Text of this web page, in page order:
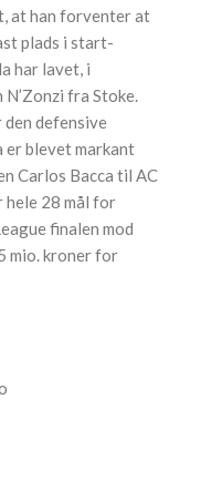
at han forventer at
plads i start-
har lavet, i
fra Stoke.
defensive
er blevet markant
Carlos Bacca til AC
hele 28 mål for
finalen mod
mio. kroner for